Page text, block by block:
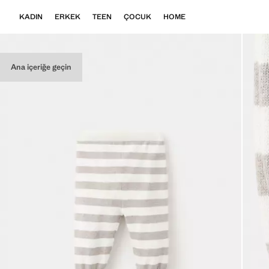
Ana içeriğe geçin
KADIN ERKEK TEEN ÇOCUK HOME